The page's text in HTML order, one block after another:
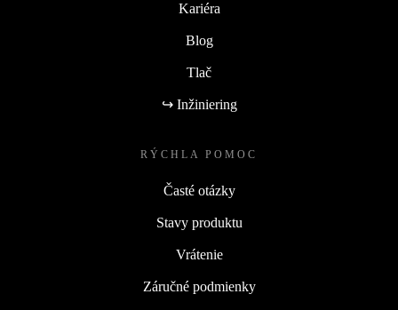
Kariéra
Blog
Tlač
↪ Inžiniering
RÝCHLA POMOC
Časté otázky
Stavy produktu
Vrátenie
Záručné podmienky